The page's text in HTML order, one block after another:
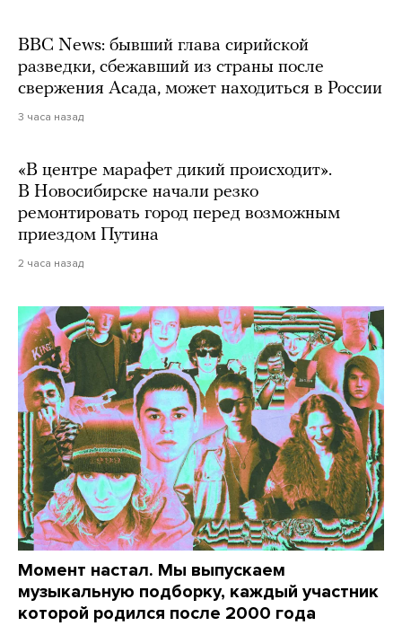
BBC News: бывший глава сирийской
разведки, сбежавший из страны после
свержения Асада, может находиться в России
3 часа назад
«В центре марафет дикий происходит».
В Новосибирске начали резко
ремонтировать город перед возможным
приездом Путина
2 часа назад
Момент настал. Мы выпускаем
музыкальную подборку, каждый участник
которой родился после 2000 года